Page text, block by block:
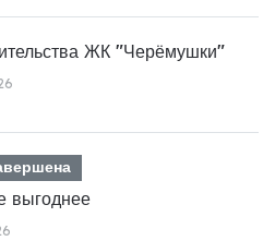
ЖК "Черёмушки"
выгоднее